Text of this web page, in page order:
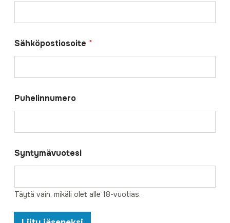
Sähköpostiosoite *
Puhelinnumero
Syntymävuotesi
Täytä vain, mikäli olet alle 18-vuotias.